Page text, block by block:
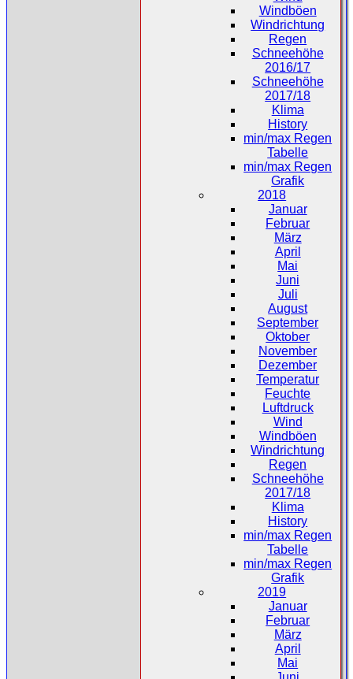
Windböen
Windrichtung
Regen
Schneehöhe
2016/17
Schneehöhe
2017/18
Klima
History
min/max Regen
Tabelle
min/max Regen
Grafik
2018
Januar
Februar
März
April
Mai
Juni
Juli
August
September
Oktober
November
Dezember
Temperatur
Feuchte
Luftdruck
Wind
Windböen
Windrichtung
Regen
Schneehöhe
2017/18
Klima
History
min/max Regen
Tabelle
min/max Regen
Grafik
2019
Januar
Februar
März
April
Mai